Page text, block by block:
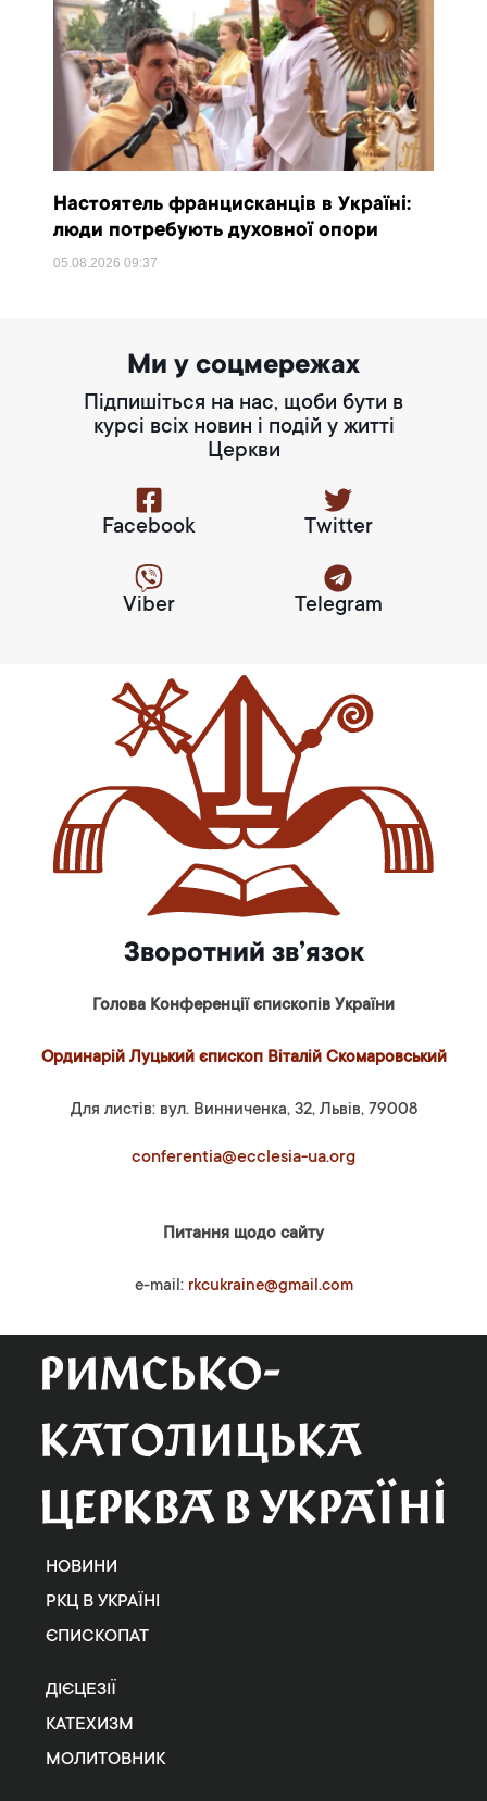
Настоятель францисканців в Україні:
люди потребують духовної опори
05.08.202609:37
Ми у соцмережах
Підпишіться на нас, щоби бути в
курсі всіх новин і подій у житті
Церкви
Facebook Twitter
Viber Telegram
Зворотний зв’язок
Голова Конференції єпископів України
Ординарій Луцький єпископ Віталій Скомаровський
Для листів: вул. Винниченка, 32, Львів, 79008
conferentia@ecclesia-ua.org
Питання щодо сайту
e-mail: rkcukraine@gmail.com
НОВИНИ
РКЦ В УКРАЇНІ
ЄПИСКОПАТ
ДІЄЦЕЗІЇ
КАТЕХИЗМ
МОЛИТОВНИК